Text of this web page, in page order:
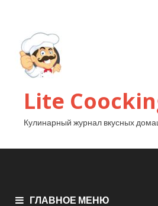
Lite
Кулинарный журнал вкусных
ГЛАВНОЕ МЕНЮ